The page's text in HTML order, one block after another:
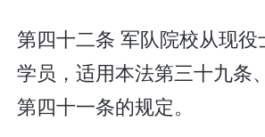
第四十二条 军队院校从现役
学员，适用本法第三十九条
第四十一条的规定。